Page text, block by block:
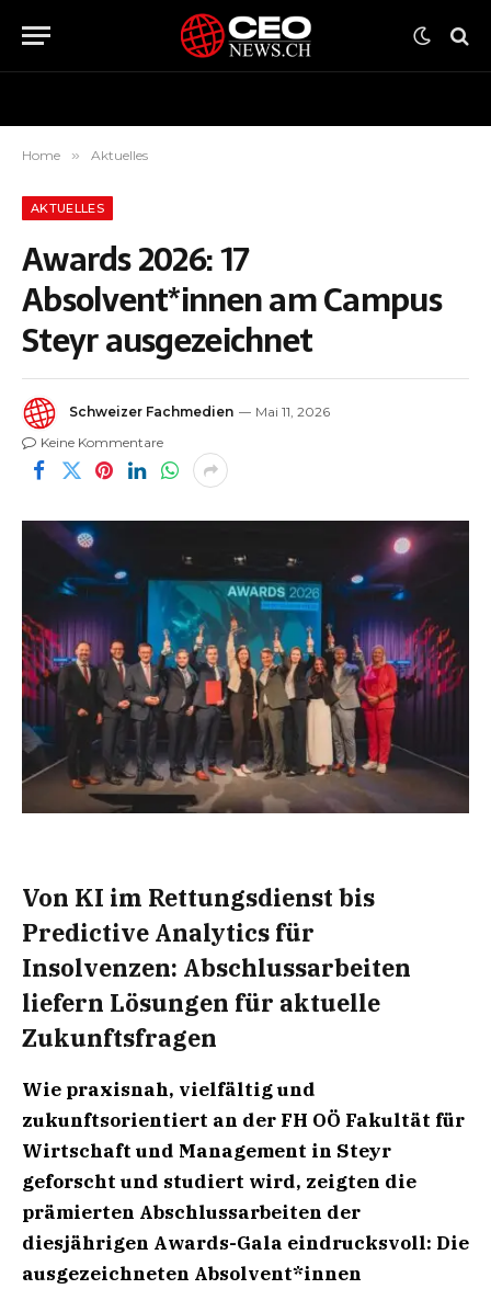
Home » Aktuelles
AKTUELLES
Awards 2026: 17
Absolvent*innen am Campus
Steyr ausgezeichnet
Schweizer Fachmedien
Mai 11, 2026
Keine Kommentare
Von KI im Rettungsdienst bis
Predictive Analytics für
Insolvenzen: Abschlussarbeiten
liefern Lösungen für aktuelle
Zukunftsfragen
Wie praxisnah, vielfältig und
zukunftsorientiert an der FH OÖ Fakultät für
Wirtschaft und Management in Steyr
geforscht und studiert wird, zeigten die
prämierten Abschlussarbeiten der
diesjährigen Awards-Gala eindrucksvoll: Die
ausgezeichneten Absolvent*innen